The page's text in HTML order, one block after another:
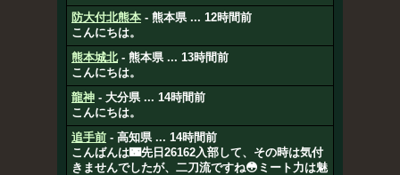
防大付北熊本 - 熊本県 ... 12時間前
こんにちは。
熊本城北- 熊本県 ... 13時間前
こんにちは。
龍神 - 大分県 ... 14時間前
こんにちは。
追手前 - 高知県 ... 14時間前
こんばんは🌃先日26162入部して、その時は気付
きませんでしたが、二刀流ですね😳ミート力は魅